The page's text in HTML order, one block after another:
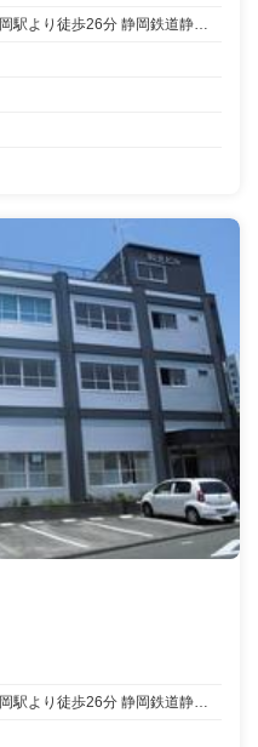
静岡鉄道静岡清水線新静岡駅より徒歩26分 静岡鉄道静岡清水線新静岡駅から13分乗車材木町より停歩5分
静岡鉄道静岡清水線新静岡駅より徒歩26分 静岡鉄道静岡清水線新静岡駅から13分乗車材木町より停歩5分